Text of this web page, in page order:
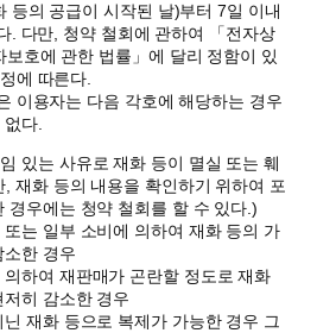
등의 공급이 시작된 날)부터 7일 이내
. 다만, 청약 철회에 관하여 「전자상
보호에 관한 법률」에 달리 정함이 있
에 따른다.
이용자는 다음 각호에 해당하는 경우
다.
있는 사유로 재화 등이 멸실 또는 훼
, 재화 등의 내용을 확인하기 위하여 포
경우에는 청약 철회를 할 수 있다.)
또는 일부 소비에 의하여 재화 등의 가
소한 경우
하여 재판매가 곤란할 정도로 재화
히 감소한 경우
재화 등으로 복제가 가능한 경우 그